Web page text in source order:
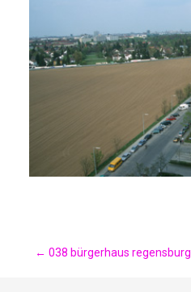
Post
← 038 bürgerhaus regensburg